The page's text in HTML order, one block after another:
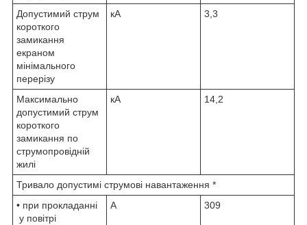
Допустимий струм
короткого
замикання
екраном
мінімального
перерізу
кА 3,3
Максимально
допустимий струм
короткого
замикання по
струмопровідній
жилі
кА 14,2
Тривало допустимі струмові навантаження *
• при прокладанні
у повітрі
А 309